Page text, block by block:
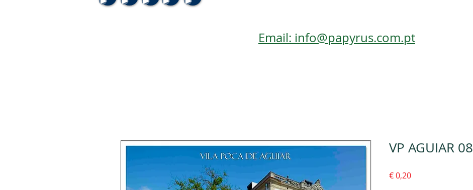
Email: info@papyrus.com.pt
VP AGUIAR 08
€ 0,20Preço